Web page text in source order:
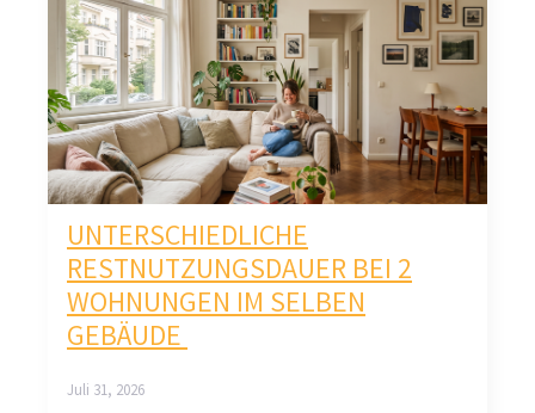
UNTERSCHIEDLICHE
RESTNUTZUNGSDAUER BEI 2
WOHNUNGEN IM SELBEN
GEBÄUDE
Juli 31, 2026